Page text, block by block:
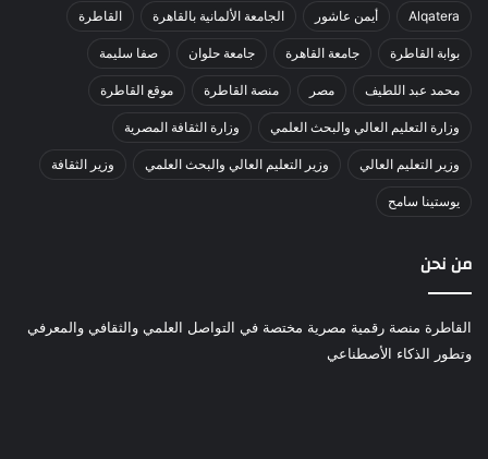
Alqatera أيمن عاشور الجامعة الألمانية بالقاهرة القاطرة
بوابة القاطرة جامعة القاهرة جامعة حلوان صفا سليمة
محمد عبد اللطيف مصر منصة القاطرة موقع القاطرة
وزارة التعليم العالي والبحث العلمي وزارة الثقافة المصرية
وزير التعليم العالي وزير التعليم العالي والبحث العلمي وزير الثقافة
يوستينا سامح
من نحن
القاطرة منصة رقمية مصرية مختصة في التواصل العلمي والثقافي والمعرفي
وتطور الذكاء الأصطناعي